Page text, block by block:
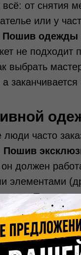
всё: от снятия
или у
Пошив одежды
не подходит
выбрать
часто
Пошив
должен
элементами
Пошив
а также